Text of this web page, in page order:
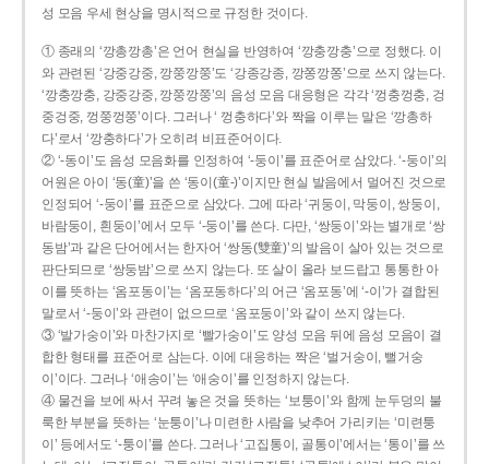
성 모음 우세 현상을 명시적으로 규정한 것이다.
① 종래의 ‘깡총깡총’은 언어 현실을 반영하여 ‘깡충깡충’으로 정했다. 이
와 관련된 ‘강중강중, 깡쭝깡쭝’도 ‘강종강종, 깡쫑깡쫑’으로 쓰지 않는다.
‘깡충깡충, 강중강중, 깡쭝깡쭝’의 음성 모음 대응형은 각각 ‘껑충껑충, 겅
중겅중, 껑쭝껑쭝’이다. 그러나 ‘ 껑충하다’와 짝을 이루는 말은 ‘깡총하
다’로서 ‘깡충하다’가 오히려 비표준어이다.
② ‘-동이’도 음성 모음화를 인정하여 ‘-둥이’를 표준어로 삼았다. ‘-둥이’의
어원은 아이 ‘동(童)’을 쓴 ‘동이(童-)’이지만 현실 발음에서 멀어진 것으로
인정되어 ‘-둥이’를 표준으로 삼았다. 그에 따라 ‘귀둥이, 막둥이, 쌍둥이,
바람둥이, 흰둥이’에서 모두 ‘-둥이’를 쓴다. 다만, ‘쌍둥이’와는 별개로 ‘쌍
동밤’과 같은 단어에서는 한자어 ‘쌍동(雙童)’의 발음이 살아 있는 것으로
판단되므로 ‘쌍둥밤’으로 쓰지 않는다. 또 살이 올라 보드랍고 통통한 아
이를 뜻하는 ‘옴포동이’는 ‘옴포동하다’의 어근 ‘옴포동’에 ‘-이’가 결합된
말로서 ‘-둥이’와 관련이 없으므로 ‘옴포둥이’와 같이 쓰지 않는다.
③ ‘발가숭이’와 마찬가지로 ‘빨가숭이’도 양성 모음 뒤에 음성 모음이 결
합한 형태를 표준어로 삼는다. 이에 대응하는 짝은 ‘벌거숭이, 뻘거숭
이’이다. 그러나 ‘애송이’는 ‘애숭이’를 인정하지 않는다.
④ 물건을 보에 싸서 꾸려 놓은 것을 뜻하는 ‘보퉁이’와 함께 눈두덩의 불
룩한 부분을 뜻하는 ‘눈퉁이’나 미련한 사람을 낮추어 가리키는 ‘미련퉁
이’ 등에서도 ‘-퉁이’를 쓴다. 그러나 ‘고집통이, 골통이’에서는 ‘통이’를 쓰